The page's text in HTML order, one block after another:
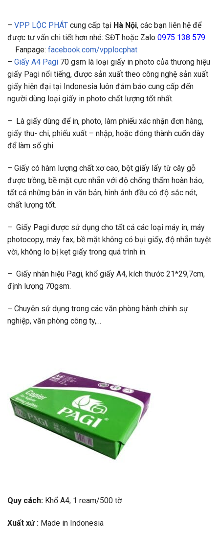
– VPP LỘC PHÁT cung cấp tại Hà Nội, các bạn liên hệ để
được tư vấn chi tiết hơn nhé: SĐT hoặc Zalo 0975 138 579
Fanpage: facebook.com/vpplocphat
– Giấy A4 Pagi 70 gsm là loại giấy in photo của thương hiệu
giấy Pagi nổi tiếng, được sản xuất theo công nghệ sản xuất
giấy hiện đại tại Indonesia luôn đảm bảo cung cấp đến
người dùng loại giấy in photo chất lượng tốt nhất.
– Là giấy dùng để in, photo, làm phiếu xác nhận đơn hàng,
giấy thu- chi, phiếu xuất – nhập, hoặc đóng thành cuốn dày
để làm sổ ghi.
– Giấy có hàm lượng chất xơ cao, bột giấy lấy từ cây gỗ
được trồng, bề mặt cực nhẵn với độ chống thấm hoàn hảo,
tất cả những bản in văn bản, hình ảnh đều có độ sắc nét,
chất lượng tốt.
– Giấy Pagi được sử dụng cho tất cả các loại máy in, máy
photocopy, máy fax, bề mặt không có bụi giấy, độ nhẵn tuyệt
vời, không lo bị kẹt giấy trong quá trình in.
– Giấy nhãn hiệu Pagi, khổ giấy A4, kích thước 21*29,7cm,
định lượng 70gsm.
– Chuyên sử dụng trong các văn phòng hành chính sự
nghiệp, văn phòng công ty,…
Quy cách: Khổ A4, 1 ream/500 tờ
Xuất xứ : Made in Indonesia